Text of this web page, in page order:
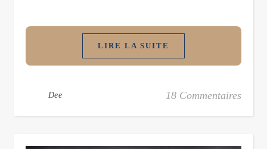
LIRE LA SUITE
Dee 18 Commentaires